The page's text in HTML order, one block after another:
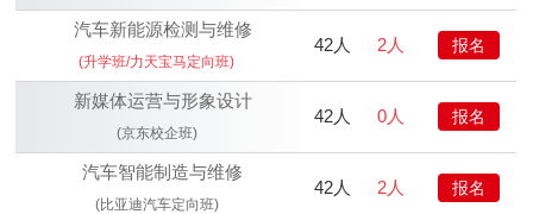
汽车新能源检测与维修
(升学班/力天宝马定向班)
42人 2人 报名
新媒体运营与形象设计
(京东校企班)
42人 0人 报名
汽车智能制造与维修
(比亚迪汽车定向班)
42人 2人 报名
恭贺 湖南衡阳
恭贺
湖南益阳
陈* 已报名